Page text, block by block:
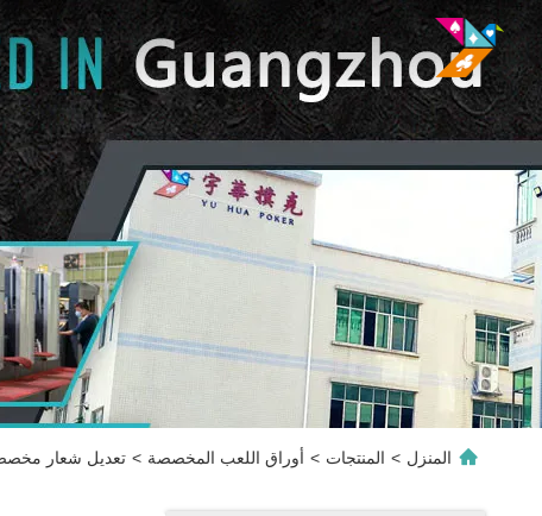
المنزل > المنتجات > أوراق اللعب المخصصة > تعديل شعار مخصص